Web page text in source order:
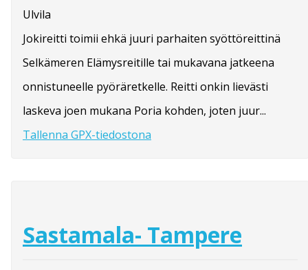
Ulvila
Jokireitti toimii ehkä juuri parhaiten syöttöreittinä
Selkämeren Elämysreitille tai mukavana jatkeena
onnistuneelle pyöräretkelle. Reitti onkin lievästi
laskeva joen mukana Poria kohden, joten juur...
Tallenna GPX-tiedostona
Sastamala- Tampere